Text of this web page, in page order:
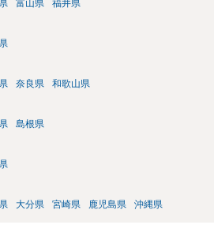
富山県 福井県
奈良県 和歌山県
島根県
大分県 宮崎県 鹿児島県 沖縄県